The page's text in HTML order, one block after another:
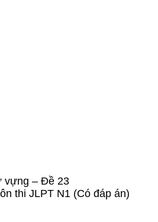
vựng – Đề 23
thi JLPT N1 (Có đáp án)